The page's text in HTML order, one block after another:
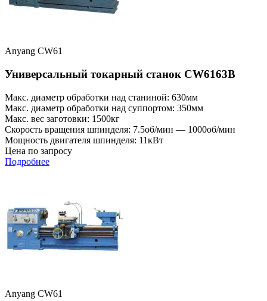
Anyang CW61
Универсальный токарный станок CW6163B
Макс. диаметр обработки над станиной: 630мм
Макс. диаметр обработки над суппортом: 350мм
Макс. вес заготовки: 1500кг
Скорость вращения шпинделя: 7.5об/мин — 1000об/мин
Мощность двигателя шпинделя: 11кВт
Цена по запросу
Подробнее
Anyang CW61